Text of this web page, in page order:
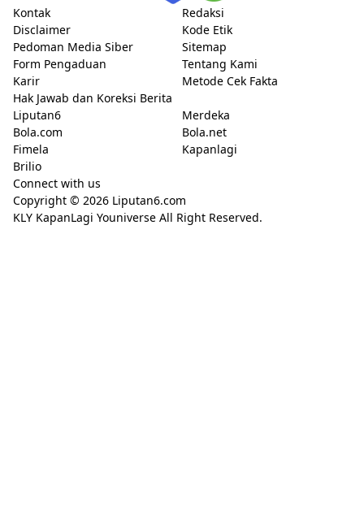
Kontak
Redaksi
Disclaimer
Kode Etik
Pedoman Media Siber
Sitemap
Form Pengaduan
Tentang Kami
Karir
Metode Cek Fakta
Hak Jawab dan Koreksi Berita
Liputan6
Merdeka
Bola.com
Bola.net
Fimela
Kapanlagi
Brilio
Connect with us
Copyright © 2026 Liputan6.com
KLY KapanLagi Youniverse All Right Reserved.